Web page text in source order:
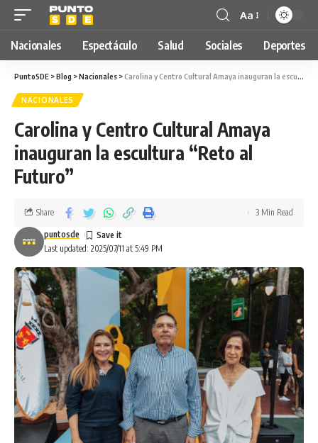
Aa
Nacionales Espectáculo Salud Sociales Deportes
PuntoSDE >Blog >Nacionales >Carolina y Centro Cultural Amaya inauguran la escultura “Reto al Futuro”
NACIONALES
Carolina y Centro Cultural Amaya
inauguran la escultura “Reto al
Futuro”
Last updated: 2025/07/11 at 5:49 PM
puntosde
Share 3 Min Read